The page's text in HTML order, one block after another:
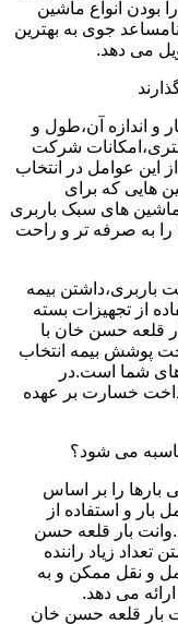
بودن انواع ماشین
جوی به بهترین
می دهد.
و اندازه آن،طول و
شرکت
این عوامل در انتخاب
هایی که برای
های سبک باربری
را به صرفه تر و راحت
باربری،داشتن بیمه
از تجهیزات بسته
قلعه حسن خان با
پوشش بیمه انتخاب
شما است.در
خسارت بر عهده
می شود؟
بارها را بر اساس
و استفاده از
بار قلعه حسن
زیاد راننده
و نقل ممکن و به
بار قلعه حسن خان